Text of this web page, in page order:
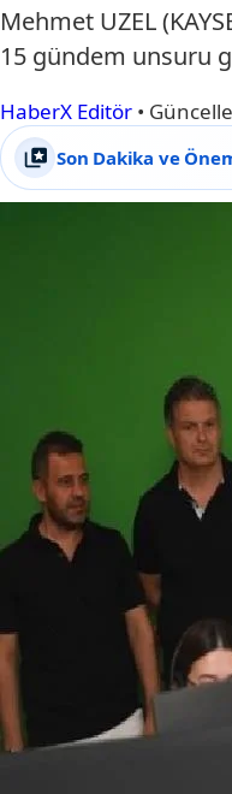
Mehmet UZEL
15 gündem unsuru
HaberX Editör •
Son Dakika ve